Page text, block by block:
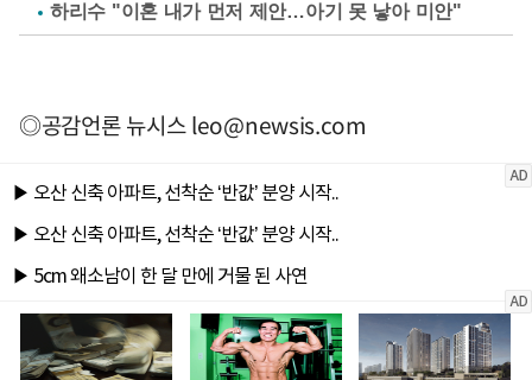
하리수 "이혼 내가 먼저 제안…아기 못 낳아 미안"
◎공감언론 뉴시스leo@newsis.com